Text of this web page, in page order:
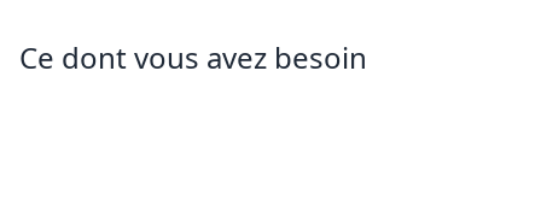
Ce dont vous avez besoin